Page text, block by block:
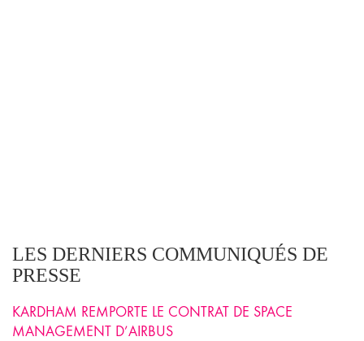
LES DERNIERS COMMUNIQUÉS DE
PRESSE
KARDHAM REMPORTE LE CONTRAT DE SPACE
MANAGEMENT D’AIRBUS